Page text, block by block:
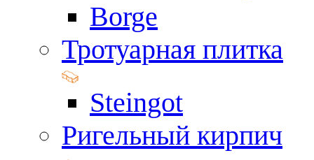
Borge
Тротуарная плитка
Steingot
Ригельный кирпич